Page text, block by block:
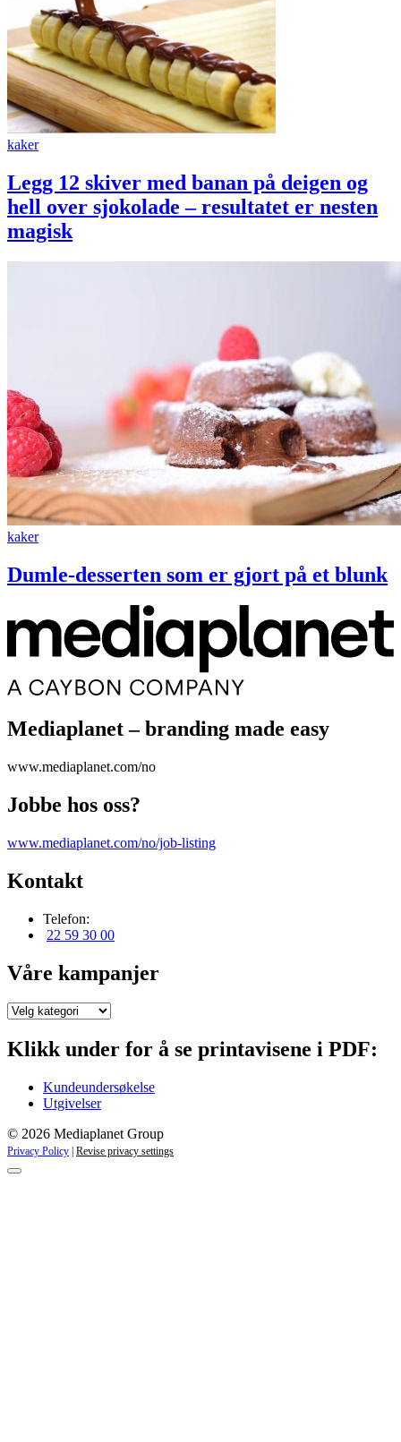
kaker
Legg 12 skiver med banan på deigen og
hell over sjokolade – resultatet er nesten
magisk
kaker
Dumle-desserten som er gjort på et blunk
Mediaplanet – branding made easy
www.mediaplanet.com/no
Jobbe hos oss?
www.mediaplanet.com/no/job-listing
Kontakt
Telefon:
22 59 30 00
Våre kampanjer
Våre
Klikk under for å se printavisene i PDF:
Kundeundersøkelse
Utgivelser
© 2026 Mediaplanet Group
Privacy Policy Revise privacy settings